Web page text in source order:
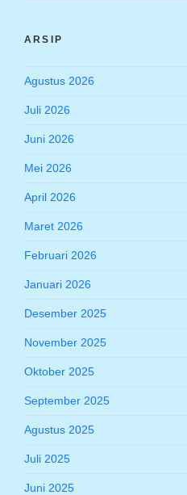
ARSIP
Agustus 2026
Juli 2026
Juni 2026
Mei 2026
April 2026
Maret 2026
Februari 2026
Januari 2026
Desember 2025
November 2025
Oktober 2025
September 2025
Agustus 2025
Juli 2025
Juni 2025